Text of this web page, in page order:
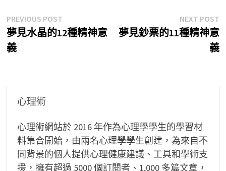
文
章
導
PREVIOUS POSTPrevious
post:
夢見水晶的12種精神意
義
NEXT POST
夢見鈔票的11種精神意
義
心理術
心理術網站於 2016 年作為心理學學生的學習材
料集合開始，由兩名心理學學生創建，為來自不
同背景的個人提供心理健康建議、工具和學術支
援，擁有超過 5000 個訂閱者、1,000 多篇文章，